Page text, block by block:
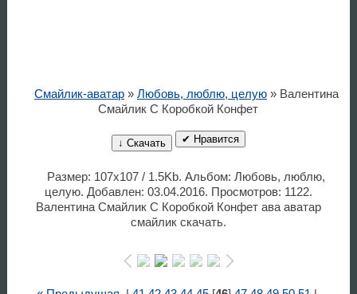
Смайлик-аватар» Любовь, люблю, целую» Валентина
Смайлик С Коробкой Конфет
↓ Скачать ✔ Нравится
Размер: 107x107 / 1.5Kb. Альбом: Любовь, люблю,
целую. Добавлен: 03.04.2016. Просмотров: 1122.
Валентина Смайлик С Коробкой Конфет ава аватар
смайлик скачать.